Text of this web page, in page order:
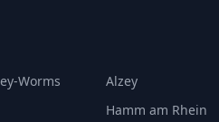
Worms
Alzey
Hamm am Rhein